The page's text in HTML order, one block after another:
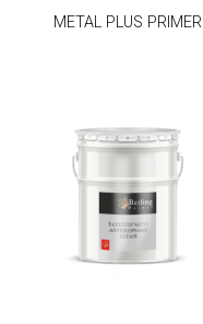
METAL PLUS PRIMER